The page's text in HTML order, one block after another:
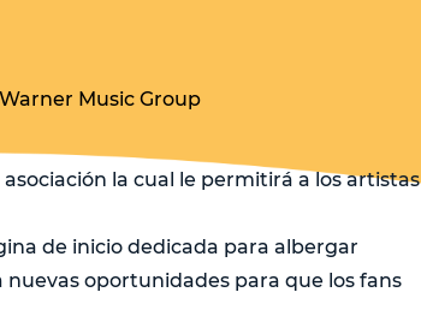
la cual le permitirá a los artistas
de inicio dedicada para albergar
oportunidades para que los fans